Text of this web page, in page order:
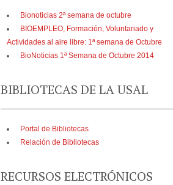
Bionoticias 2ª semana de octubre
BIOEMPLEO, Formación, Voluntariado y
Actividades al aire libre: 1ª semana de Octubre
BioNoticias 1ª Semana de Octubre 2014
BIBLIOTECAS DE LA USAL
Portal de Bibliotecas
Relación de Bibliotecas
RECURSOS ELECTRÓNICOS